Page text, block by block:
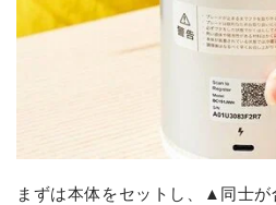
まずは本体をセットし、▲同士